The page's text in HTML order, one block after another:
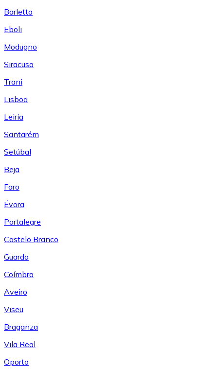
Barletta
Eboli
Modugno
Siracusa
Trani
Lisboa
Leiría
Santarém
Setúbal
Beja
Faro
Évora
Portalegre
Castelo Branco
Guarda
Coímbra
Aveiro
Viseu
Braganza
Vila Real
Oporto